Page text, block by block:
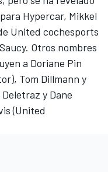
Hypercar, Mikkel
United cochesports
. Otros nombres
a Doriane Pin
Tom Dillmann y
Deletraz y Dane
(United